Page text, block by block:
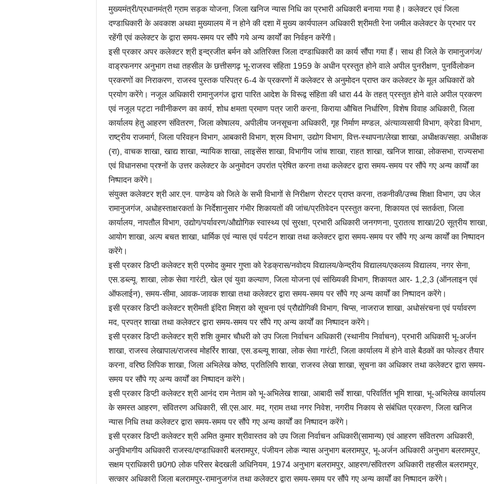
मुख्यमंत्री/प्रधानमंत्री ग्राम सड़क योजना, जिला खनिज न्यास निधि का प्रभारी अधिकारी बनाया गया है। कलेक्टर एवं जिला
दण्डाधिकारी के अवकाश अथवा मुख्यालय में न होने की दशा में मुख्य कार्यपालन अधिकारी श्रीमती रेना जमील कलेक्टर के प्रभार पर
रहेंगी एवं कलेक्टर के द्वारा समय-समय पर सौंपे गये अन्य कार्यों का निर्वहन करेंगी।
इसी प्रकार अपर कलेक्टर श्री इन्द्रजीत बर्मन को अतिरिक्त जिला दण्डाधिकारी का कार्य सौंपा गया हैं। साथ ही जिले के रामानुजगंज/
वाड्रफनगर अनुभाग तथा तहसील के छत्तीसगढ़ भू-राजस्व संहिता 1959 के अधीन प्रस्तुत होने वाले अपील पुनरीक्षण, पुनर्विलोकन
प्रकरणों का निराकरण, राजस्व पुस्तक परिपत्र 6-4 के प्रकरणों में कलेक्टर से अनुमोदन प्राप्त कर कलेक्टर के मूल अधिकारों को
प्रयोग करेंगे। नजूल अधिकारी रामानुजगंज द्वारा पारित आदेश के विरूद्व संहिता की धारा 44 के तहत् प्रस्तुत होने वाले अपील प्रकरण
एवं नजूल पट्टा नवीनीकरण का कार्य, शोध क्षमता प्रमाण पत्र जारी करना, किराया औचित निर्धारिण, विशेष विवाह अधिकारी, जिला
कार्यालय हेतु आहरण संवितरण, जिला कोषालय, अपीलीय जनसूचना अधिकारी, गृह निर्माण मण्डल, अंत्याव्यसायी विभाग, क्रेडा विभाग,
राष्ट्रीय राजमार्ग, जिला परिवहन विभाग, आबकारी विभाग, श्रम विभाग, उद्योग विभाग, वित्त-स्थापना/लेखा शाखा, अधीक्षक/सहा. अधीक्षक
(रा), वाचक शाखा, खाद्य शाखा, न्यायिक शाखा, लाइसेंस शाखा, विभागीय जांच शाखा, राहत शाखा, खनिज शाखा, लोकसभा, राज्यसभा
एवं विधानसभा प्रश्नों के उत्तर कलेक्टर के अनुमोदन उपरांत प्रेषित करना तथा कलेक्टर द्वारा समय-समय पर सौंपे गए अन्य कार्यों का
निष्पादन करेंगे।
संयुक्त कलेक्टर श्री आर.एन. पाण्डेय को जिले के सभी विभागों से निरीक्षण रोस्टर प्राप्त करना, तकनीकी/उच्च शिक्षा विभाग, उप जेल
रामानुजगंज, अधोहस्ताक्षरकर्ता के निर्देशानुसार गंभीर शिकायतों की जांच/प्रतिवेदन प्रस्तुत करना, शिकायत एवं सतर्कता, जिला
कार्यालय, नापतौल विभाग, उद्योग/पर्यावरण/औद्योगिक स्वास्थ्य एवं सुरक्षा, प्रभारी अधिकारी जनगणना, पुरातत्व शाखा/20 सूत्रीय शाखा,
आयोग शाखा, अल्प बचत शाखा, धार्मिक एवं न्यास एवं पर्यटन शाखा तथा कलेक्टर द्वारा समय-समय पर सौंपे गए अन्य कार्यों का निष्पादन
करेंगे।
इसी प्रकार डिप्टी कलेक्टर श्री प्रमोद कुमार गुप्ता को रेडक्रास/नवोदय विद्यालय/केन्द्रीय विद्यालय/एकलव्य विद्यालय, नगर सेना,
एस.डब्ल्यू. शाखा, लोक सेवा गारंटी, खेल एवं युवा कल्याण, जिला योजना एवं सांख्यिकी विभाग, शिकायत आर- 1,2,3 (ऑनलाइन एवं
ऑफलाईन), समय-सीमा, आवक-जावक शाखा तथा कलेक्टर द्वारा समय-समय पर सौंपे गए अन्य कार्यों का निष्पादन करेंगे।
इसी प्रकार डिप्टी कलेक्टर श्रीमती इंदिरा मिश्रा को सूचना एवं प्रौद्योगिकी विभाग, चिप्स, नाजराज शाखा, अधोसंरचना एवं पर्यावरण
मद, प्रपत्र शाखा तथा कलेक्टर द्वारा समय-समय पर सौंपे गए अन्य कार्यों का निष्पादन करेंगे।
इसी प्रकार डिप्टी कलेक्टर श्री शशि कुमार चौधरी को उप जिला निर्वाचन अधिकारी (स्थानीय निर्वाचन), प्रभारी अधिकारी भू-अर्जन
शाखा, राजस्व लेखापाल/राजस्व मोहर्रिर शाखा, एस.डब्ल्यू शाखा, लोक सेवा गारंटी, जिला कार्यालय में होने वाले बैठकों का फोल्डर तैयार
करना, वरिष्ठ लिपिक शाखा, जिला अभिलेख कोष्ठ, प्रतिलिपि शाखा, राजस्व लेखा शाखा, सूचना का अधिकार तथा कलेक्टर द्वारा समय-
समय पर सौंपे गए अन्य कार्यों का निष्पादन करेंगे।
इसी प्रकार डिप्टी कलेक्टर श्री आनंद राम नेताम को भू-अभिलेख शाखा, आबादी सर्वे शाखा, परिवर्तित भूमि शाखा, भू-अभिलेख कार्यालय
के समस्त आहरण, संवितरण अधिकारी, सी.एस.आर. मद, ग्राम तथा नगर निवेश, नगरीय निकाय से संबंधित प्रकरण, जिला खनिज
न्यास निधि तथा कलेक्टर द्वारा समय-समय पर सौंपे गए अन्य कार्यों का निष्पादन करेंगे।
इसी प्रकार डिप्टी कलेक्टर श्री अमित कुमार श्रीवास्तव को उप जिला निर्वाचन अधिकारी(सामान्य) एवं आहरण संवितरण अधिकारी,
अनुविभागीय अधिकारी राजस्व/दण्डाधिकारी बलरामपुर, पंजीयन लोक न्यास अनुभाग बलरामपुर, भू-अर्जन अधिकारी अनुभाग बलरामपुर,
सक्षम प्राधिकारी छ0ग0 लोक परिसर बेदखली अधिनियम, 1974 अनुभाग बलरामपुर, आहरण/संवितरण अधिकारी तहसील बलरामपुर,
सत्कार अधिकारी जिला बलरामपुर-रामानुजगंज तथा कलेक्टर द्वारा समय-समय पर सौंपे गए अन्य कार्यों का निष्पादन करेंगे।